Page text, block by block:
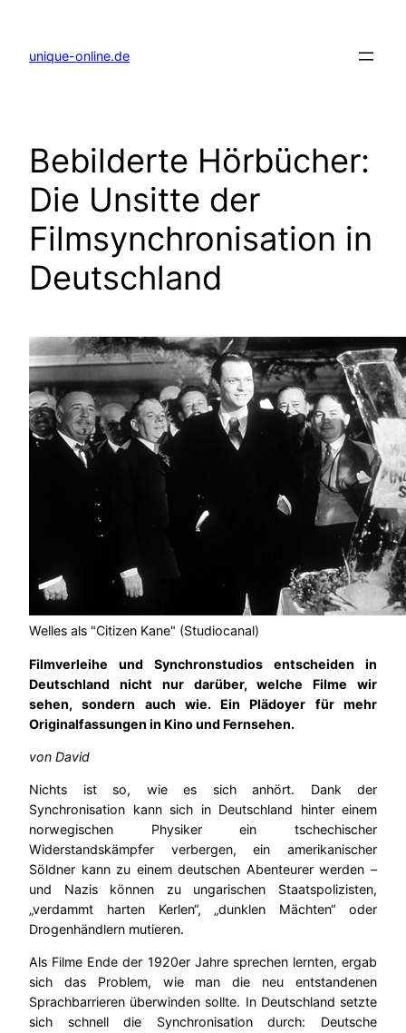
springen
unique-online.de
Bebilderte Hörbücher:
Die Unsitte der
Filmsynchronisation in
Deutschland
Welles als "Citizen Kane" (Studiocanal)
Filmverleihe und Synchronstudios entscheiden in
Deutschland nicht nur darüber, welche Filme wir
sehen, sondern auch wie. Ein Plädoyer für mehr
Originalfassungen in Kino und Fernsehen.
von David
Nichts ist so, wie es sich anhört. Dank der
Synchronisation kann sich in Deutschland hinter einem
norwegischen Physiker ein tschechischer
Widerstandskämpfer verbergen, ein amerikanischer
Söldner kann zu einem deutschen Abenteurer werden –
und Nazis können zu ungarischen Staatspolizisten,
„verdammt harten Kerlen“, „dunklen Mächten“ oder
Drogenhändlern mutieren.
Als Filme Ende der 1920er Jahre sprechen lernten, ergab
sich das Problem, wie man die neu entstandenen
Sprachbarrieren überwinden sollte. In Deutschland setzte
sich schnell die Synchronisation durch: Deutsche